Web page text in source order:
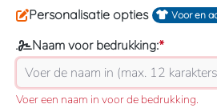
Personalisatie opties Voor en
Naam voor bedrukking:*
Voer een naam in voor de bedrukking.